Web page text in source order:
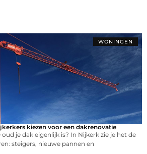
WONINGEN
kiezen voor een dakrenovatie
je dak eigenlijk is? In Nijkerk zie je het de
steigers, nieuwe pannen en